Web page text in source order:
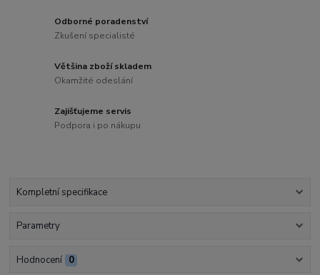
Odborné poradenství
Zkušení specialisté
Většina zboží skladem
Okamžité odeslání
Zajišťujeme servis
Podpora i po nákupu
Kompletní specifikace
Parametry
Hodnocení 0